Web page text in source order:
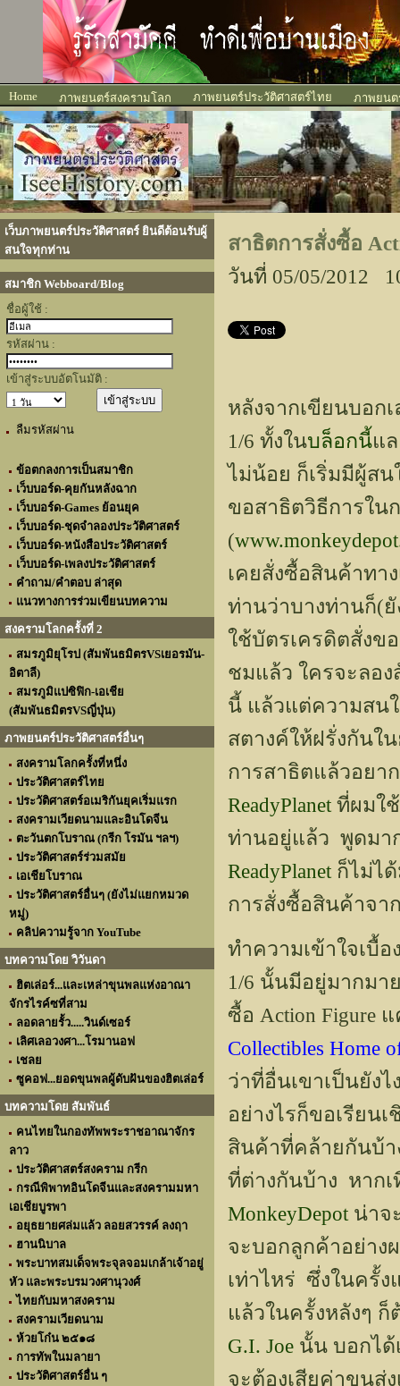
Home ภาพยนตร์สงครามโลก ภาพยนตร์ประวัติศาสตร์ไทย ภาพยนต
เว็บภาพยนตร์ประวัติศาสตร์ ยินดีต้อนรับผู้
สนใจทุกท่าน
สมาชิก Webboard/Blog
ชื่อผู้ใช้ :
รหัสผ่าน :
เข้าสู่ระบบอัตโนมัติ :
ลืมรหัสผ่าน
ข้อตกลงการเป็นสมาชิก
เว็บบอร์ด-คุยกันหลังฉาก
เว็บบอร์ด-Games ย้อนยุค
เว็บบอร์ด-ชุดจำลองประวัติศาสตร์
เว็บบอร์ด-หนังสือประวัติศาสตร์
เว็บบอร์ด-เพลงประวัติศาสตร์
คำถาม/คำตอบ ล่าสุด
แนวทางการร่วมเขียนบทความ
สงครามโลกครั้งที่ 2
สมรภูมิยุโรป (สัมพันธมิตรVSเยอรมัน-
อิตาลี)
สมรภูมิแปซิฟิก-เอเชีย
(สัมพันธมิตรVSญี่ปุ่น)
ภาพยนตร์ประวัติศาสตร์อื่นๆ
สงครามโลกครั้งที่หนึ่ง
ประวัติศาสตร์ไทย
ประวัติศาสตร์อเมริกันยุคเริ่มแรก
สงครามเวียดนามและอินโดจีน
ตะวันตกโบราณ (กรีก โรมัน ฯลฯ)
ประวัติศาสตร์ร่วมสมัย
เอเชียโบราณ
ประวัติศาสตร์อื่นๆ (ยังไม่แยกหมวด
หมู่)
คลิปความรู้จาก YouTube
บทความโดย วิวันดา
ฮิตเล่อร์...และเหล่าขุนพลแห่งอาณา
จักรไรค์ซที่สาม
ลอดลายรั้ว.....วินด์เซอร์
เลิศเลอวงศา...โรมานอฟ
เชลย
ซูคอฟ...ยอดขุนพลผู้ดับฝันของฮิตเล่อร์
บทความโดย สัมพันธ์
คนไทยในกองทัพพระราชอาณาจักร
ลาว
ประวัติศาสตร์สงคราม กรีก
กรณีพิพาทอินโดจีนและสงครามมหา
เอเชียบูรพา
อยุธยายศล่มแล้ว ลอยสวรรค์ ลงฤา
ฮานนิบาล
พระบาทสมเด็จพระจุลจอมเกล้าเจ้าอยู่
หัว และพระบรมวงศานุวงศ์
ไทยกับมหาสงคราม
สงครามเวียดนาม
ห้วยโก๋น ๒๕๑๘
การทัพในมลายา
ประวัติศาสตร์อื่น ๆ
สาธิตการสั่งซื้อ
วันที่ 05/05/2012
หลังจากเขียนบอก
1/6 ทั้งในบล็อกนี้แ
ไม่น้อย ก็เริ่มมีผู้ส
ขอสาธิตวิธีการใน
(
เคยสั่งซื้อสินค้าทา
ท่านว่าบางท่านก็(
ใช้บัตรเครดิตสั่งข
ชมแล้ว ใครจะลอ
นี้ แล้วแต่ความสน
สตางค์ให้ฝรั่งกันใ
การสาธิตแล้วอยา
ReadyPlanet ที่ผมใ
ท่านอยู่แล้ว พูดมา
ReadyPlanet ก็ไม่ไ
การสั่งซื้อสินค้าจา
ทำความเข้าใจเบื้
1/6 นั้นมีอยู่มากมา
ซื้อ Action Figure
Collectibles Home
ว่าที่อื่นเขาเป็นยัง
อย่างไรก็ขอเรียน
สินค้าที่คล้ายกันบ้
ที่ต่างกันบ้าง หากเ
MonkeyDepot น่าจ
จะบอกลูกค้าอย่าง
เท่าไหร่ ซึ่งในครั้
แล้วในครั้งหลังๆ ก็
G.I. Joe นั้น บอกได้
จะต้องเสียค่าขนส่